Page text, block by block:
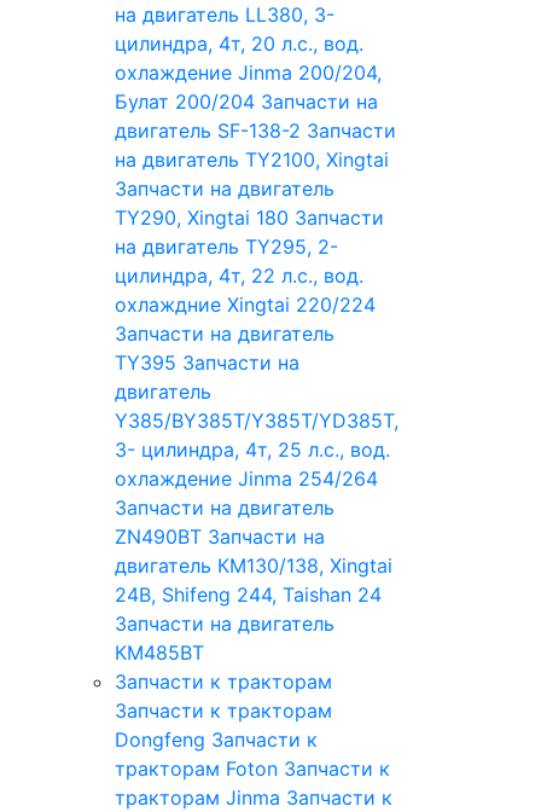
на двигатель LL380, 3-
цилиндра, 4т, 20 л.с., вод.
охлаждение Jinma 200/204,
Булат 200/204 Запчасти на
двигатель SF-138-2 Запчасти
на двигатель TY2100, Xingtai
Запчасти на двигатель
TY290, Xingtai 180 Запчасти
на двигатель TY295, 2-
цилиндра, 4т, 22 л.с., вод.
охлаждние Xingtai 220/224
Запчасти на двигатель
TY395 Запчасти на
двигатель
Y385/BY385T/Y385T/YD385T,
3- цилиндра, 4т, 25 л.с., вод.
охлаждение Jinma 254/264
Запчасти на двигатель
ZN490BT Запчасти на
двигатель КМ130/138, Xingtai
24B, Shifeng 244, Taishan 24
Запчасти на двигатель
КМ485ВТ
Запчасти к тракторам
Запчасти к тракторам
Dongfeng Запчасти к
тракторам Foton Запчасти к
тракторам Jinma Запчасти к